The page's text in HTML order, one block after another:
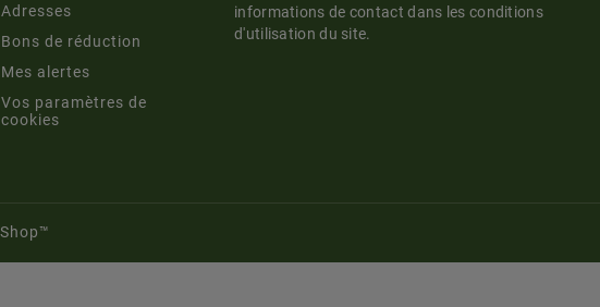
Adresses
Bons de réduction
Mes alertes
Vos paramètres de
cookies
informations de contact dans les conditions
d'utilisation du site.